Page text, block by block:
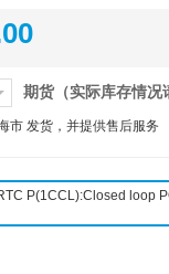
期货（实际库存情况
市 发货，并提供售后服务
P(1CCL):Closed loop